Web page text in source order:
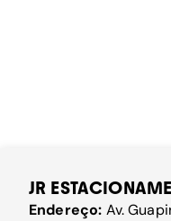
JR
Endereço: Av.